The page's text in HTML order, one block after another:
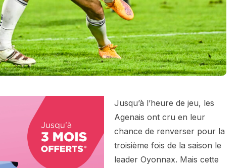
Jusqu’à l’heure de jeu, les
Agenais ont cru en leur
chance de renverser pour la
troisième fois de la saison le
leader Oyonnax. Mais cette